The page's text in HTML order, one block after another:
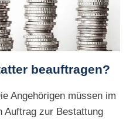
beauftragen?
Angehörigen müssen im
Auftrag zur Bestattung